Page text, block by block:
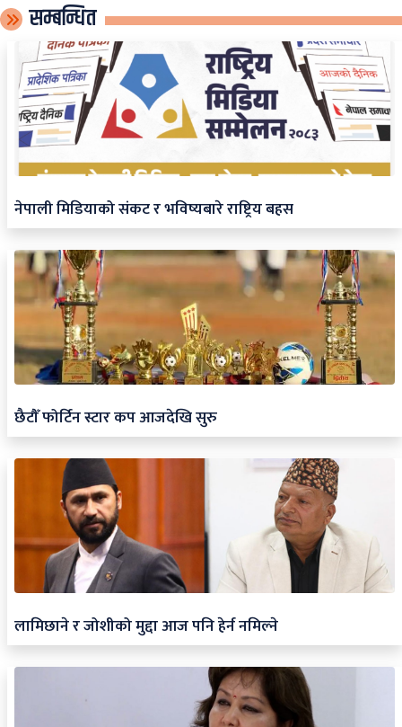
सम्बन्धित
नेपाली मिडियाको संकट र भविष्यबारे राष्ट्रिय बहस
छैटौँ फोर्टिन स्टार कप आजदेखि सुरु
लामिछाने र जोशीको मुद्दा आज पनि हेर्न नमिल्ने